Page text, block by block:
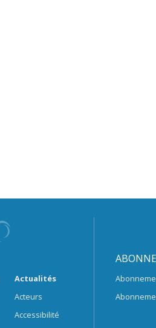
Actualités
Acteurs
Accessibilité